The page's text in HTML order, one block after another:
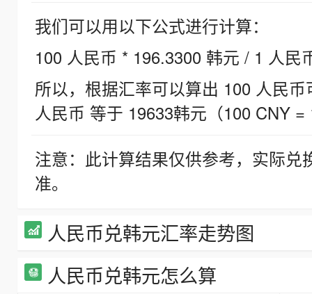
我们可以用以下公式进行计算：
100 人民币 * 196.3300 韩元 / 1 人民
所以，根据汇率可以算出 100 人民
人民币 等于 19633韩元（100 CNY =
注意：此计算结果仅供参考，实际
准。
人民币兑韩元汇率走势图
人民币兑韩元怎么算